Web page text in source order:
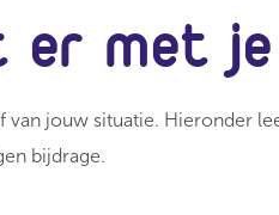
er met
jouw situatie. Hieronder
bijdrage.